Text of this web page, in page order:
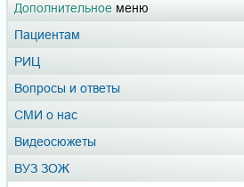
Дополнительное меню
Пациентам
РИЦ
Вопросы и ответы
СМИ о нас
Видеосюжеты
ВУЗ ЗОЖ